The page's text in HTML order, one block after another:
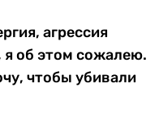
агрессия
я об этом сожалею.
чтобы убивали